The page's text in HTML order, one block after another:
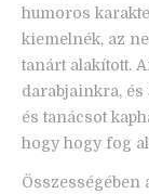
humoros
kiemelnék, az
tanárt alakított.
darabjainkra,
és tanácsot
hogy hogy fog